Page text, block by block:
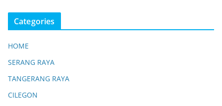
Categories
HOME
SERANG RAYA
TANGERANG RAYA
CILEGON